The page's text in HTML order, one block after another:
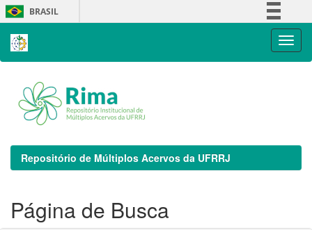
Skip
navigation
BRASIL
Repositório de Múltiplos Acervos da UFRRJ
Página de Busca